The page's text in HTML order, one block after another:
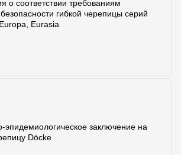
о соответствии требованиям
гибкой черепицы серий
Eurasia
эпидемиологическое заключение на
Döcke